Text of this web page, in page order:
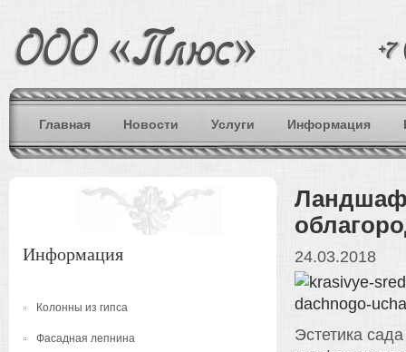
Главная Новости Услуги Информация
Информация
Колонны из гипса
Фасадная лепнина
24.03.2018
Эстетика